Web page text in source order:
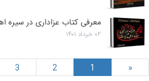
معرفی کتاب عزاداری در سیره
۰۲ خرداد ۱۴۰۱
«
1
2
3